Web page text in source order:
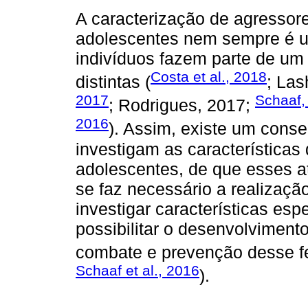
A caracterização de
adolescentes nem sempre é
indivíduos fazem parte de
distintas (Costa et al., 2018;
2017; Rodrigues, 2017;
2016). Assim, existe um
investigam as
adolescentes, de que esses
se faz necessário a
investigar características
possibilitar o
combate e prevenção desse
Schaaf et al., 2016).